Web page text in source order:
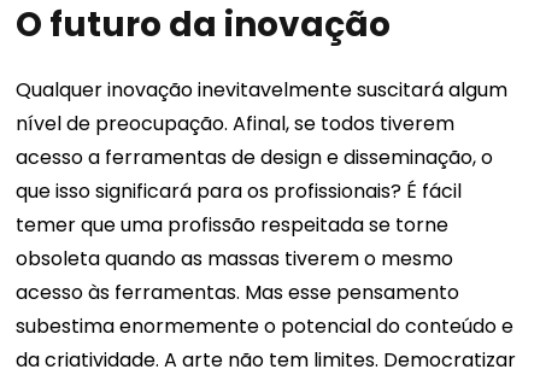
O futuro da inovação
Qualquer inovação inevitavelmente suscitará algum
nível de preocupação. Afinal, se todos tiverem
acesso a ferramentas de design e disseminação, o
que isso significará para os profissionais? É fácil
temer que uma profissão respeitada se torne
obsoleta quando as massas tiverem o mesmo
acesso às ferramentas. Mas esse pensamento
subestima enormemente o potencial do conteúdo e
da criatividade. A arte não tem limites. Democratizar